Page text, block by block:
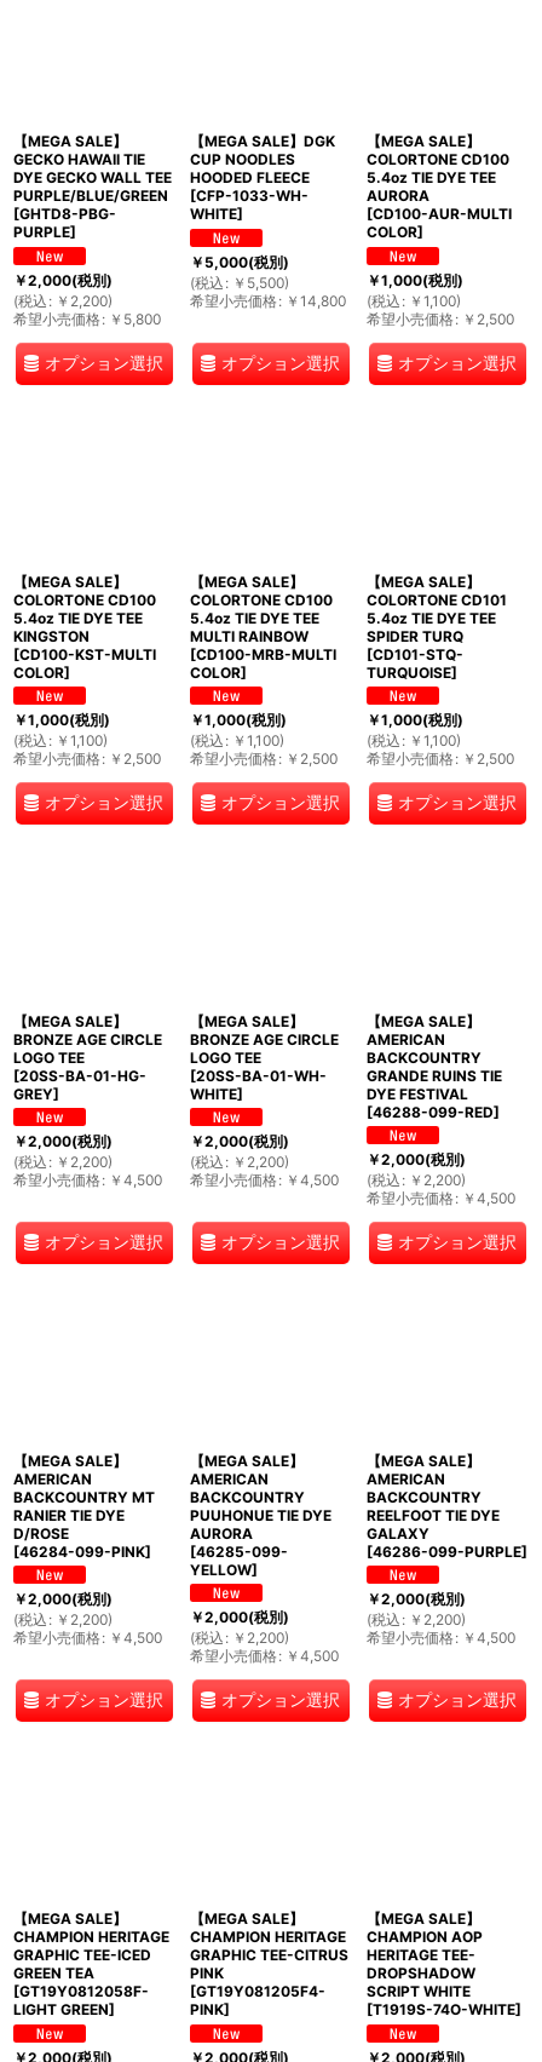
【MEGA SALE】
GECKO HAWAII TIE
DYE GECKO WALL TEE
PURPLE/BLUE/GREEN
[GHTD8-PBG-
PURPLE]
￥2,000(税別)
(税込 : ￥ 2,200)
希望小売価格: ￥ 5,800
オプション選択
【MEGA SALE】DGK
CUP NOODLES
HOODED FLEECE
[CFP-1033-WH-
WHITE]
￥5,000(税別)
(税込 : ￥ 5,500)
希望小売価格: ￥ 14,800
オプション選択
【MEGA SALE】
COLORTONE CD100
5.4oz TIE DYE TEE
AURORA
[CD100-AUR-MULTI
COLOR]
￥1,000(税別)
(税込 : ￥ 1,100)
希望小売価格: ￥ 2,500
オプション選択
【MEGA SALE】
COLORTONE CD100
5.4oz TIE DYE TEE
KINGSTON
[CD100-KST-MULTI
COLOR]
￥1,000(税別)
(税込 : ￥ 1,100)
希望小売価格: ￥ 2,500
オプション選択
【MEGA SALE】
COLORTONE CD100
5.4oz TIE DYE TEE
MULTI RAINBOW
[CD100-MRB-MULTI
COLOR]
￥1,000(税別)
(税込 : ￥ 1,100)
希望小売価格: ￥ 2,500
オプション選択
【MEGA SALE】
COLORTONE CD101
5.4oz TIE DYE TEE
SPIDER TURQ
[CD101-STQ-
TURQUOISE]
￥1,000(税別)
(税込 : ￥ 1,100)
希望小売価格: ￥ 2,500
オプション選択
【MEGA SALE】
BRONZE AGE CIRCLE
LOGO TEE
[20SS-BA-01-HG-
GREY]
￥2,000(税別)
(税込 : ￥ 2,200)
希望小売価格: ￥ 4,500
オプション選択
【MEGA SALE】
BRONZE AGE CIRCLE
LOGO TEE
[20SS-BA-01-WH-
WHITE]
￥2,000(税別)
(税込 : ￥ 2,200)
希望小売価格: ￥ 4,500
オプション選択
【MEGA SALE】
AMERICAN
BACKCOUNTRY
GRANDE RUINS TIE
DYE FESTIVAL
[46288-099-RED]
￥2,000(税別)
(税込 : ￥ 2,200)
希望小売価格: ￥ 4,500
オプション選択
【MEGA SALE】
AMERICAN
BACKCOUNTRY MT
RANIER TIE DYE
D/ROSE
[46284-099-PINK]
￥2,000(税別)
(税込 : ￥ 2,200)
希望小売価格: ￥ 4,500
オプション選択
【MEGA SALE】
AMERICAN
BACKCOUNTRY
PUUHONUE TIE DYE
AURORA
[46285-099-
YELLOW]
￥2,000(税別)
(税込 : ￥ 2,200)
希望小売価格: ￥ 4,500
オプション選択
【MEGA SALE】
AMERICAN
BACKCOUNTRY
REELFOOT TIE DYE
GALAXY
[46286-099-PURPLE]
￥2,000(税別)
(税込 : ￥ 2,200)
希望小売価格: ￥ 4,500
オプション選択
【MEGA SALE】
CHAMPION HERITAGE
GRAPHIC TEE-ICED
GREEN TEA
[GT19Y0812058F-
LIGHT GREEN]
￥2,000(税別)
【MEGA SALE】
CHAMPION HERITAGE
GRAPHIC TEE-CITRUS
PINK
[GT19Y081205F4-
PINK]
￥2,000(税別)
【MEGA SALE】
CHAMPION AOP
HERITAGE TEE-
DROPSHADOW
SCRIPT WHITE
[T1919S-74O-WHITE]
￥2,000(税別)